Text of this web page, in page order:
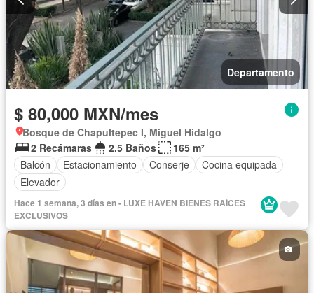
Departamento
$ 80,000 MXN/mes
Bosque de Chapultepec I, Miguel Hidalgo
2 Recámaras
2.5 Baños
165 m²
Balcón
Estacionamiento Conserje
Cocina equipada
Elevador
Hace 1 semana, 3 días en - LUXE HAVEN BIENES RAÍCES
EXCLUSIVOS